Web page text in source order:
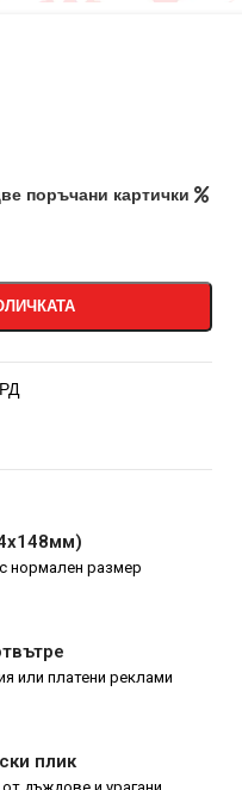
поръчани картички
нормален размер
или платени реклами
плик